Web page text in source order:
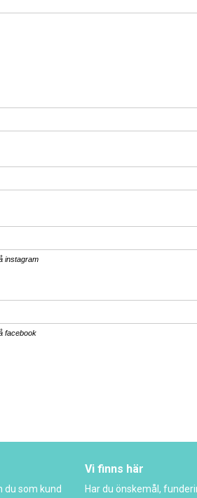
du som kund
Vi finns här
Har du önskemål,